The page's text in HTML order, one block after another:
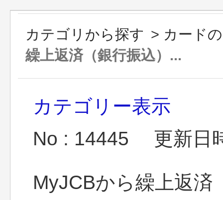
カテゴリから探す > カード
繰上返済（銀行振込）...
カテゴリー表示
No : 14445
更新日
MyJCBから繰上返済